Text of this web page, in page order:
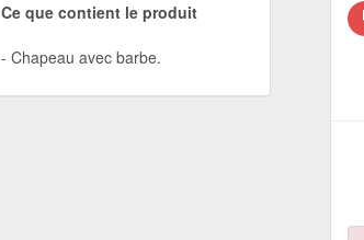
Ce que contient le produit
Chapeau avec barbe.